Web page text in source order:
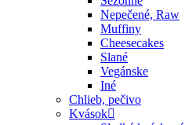
Nepečené, Raw
Muffiny
Cheesecakes
Slané
Vegánske
Iné
Chlieb, pečivo
Kvások